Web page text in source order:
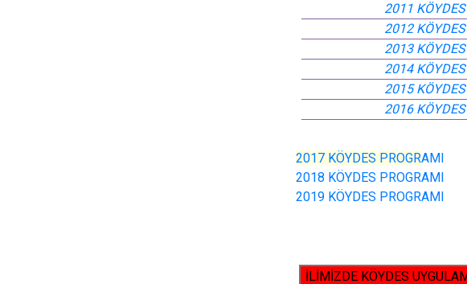
2011 KÖYDES
2012 KÖYDES
2013 KÖYDES
2014 KÖYDES
2015 KÖYDES
2016 KÖYDES
2017 KÖYDES PROGRAMI
2018 KÖYDES PROGRAMI
2019 KÖYDES PROGRAMI